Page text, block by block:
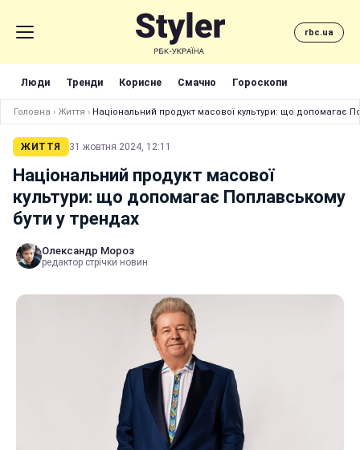
rbc.ua
Люди Тренди Корисне Смачно Гороскопи
Головна › Життя › Національний продукт масової культури: що допомагає
ЖИТТЯ 31 жовтня 2024, 12:11
Національний продукт масової
культури: що допомагає Поплавському
бути у трендах
Олександр Мороз
редактор стрічки новин